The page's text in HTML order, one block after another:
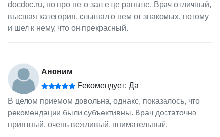
docdoc.ru, но про него зал еще раньше. Врач отличный,
высшая категория, слышал о нем от знакомых, потому
и шел к нему, что он прекрасный.
Аноним
Рекомендует: Да
В целом приемом довольна, однако, показалось, что
рекомендации были субъективны. Врач достаточно
приятный, очень вежливый, внимательный.